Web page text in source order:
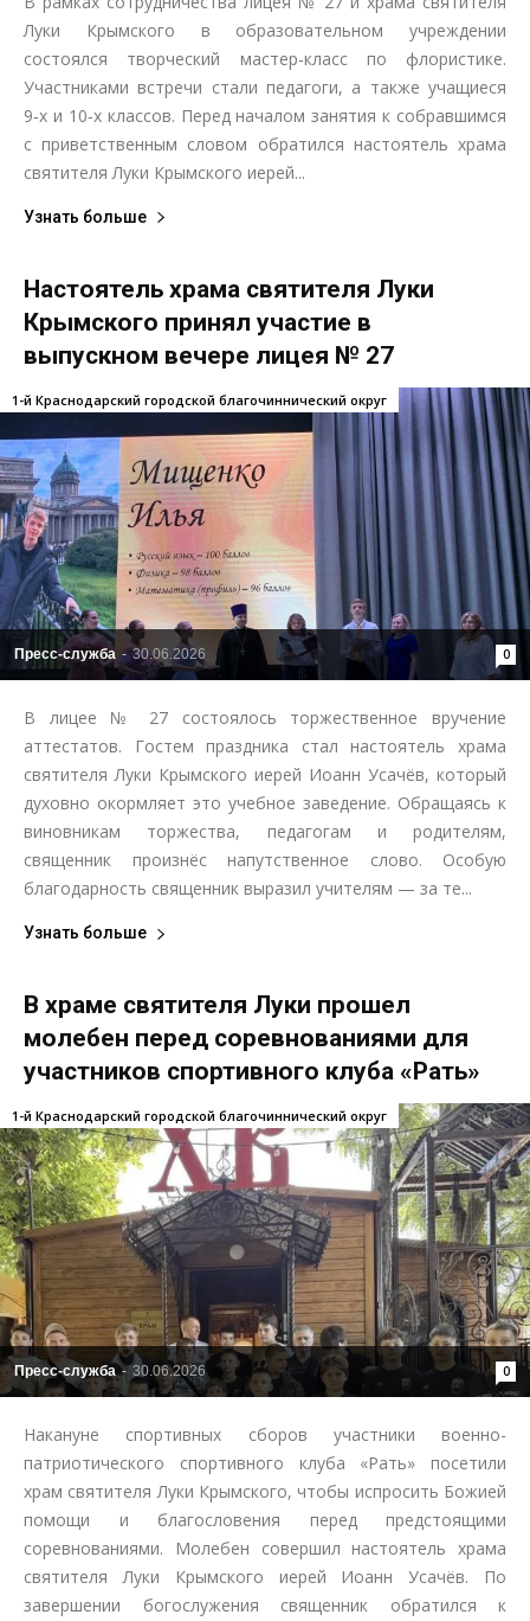
Луки Крымского в образовательном учреждении
состоялся творческий мастер-класс по флористике.
Участниками встречи стали педагоги, а также учащиеся
9‑х и 10‑х классов. Перед началом занятия к собравшимся
с приветственным словом обратился настоятель храма
святителя Луки Крымского иерей...
Узнать больше
Настоятель храма святителя Луки
Крымского принял участие в
выпускном вечере лицея № 27
Пресс-служба - 30.06.2026 0
1-й Краснодарский городской благочиннический округ
В лицее № 27 состоялось торжественное вручение
аттестатов. Гостем праздника стал настоятель храма
святителя Луки Крымского иерей Иоанн Усачёв, который
духовно окормляет это учебное заведение. Обращаясь к
виновникам торжества, педагогам и родителям,
священник произнёс напутственное слово. Особую
благодарность священник выразил учителям — за те...
Узнать больше
В храме святителя Луки прошел
молебен перед соревнованиями для
участников спортивного клуба «Рать»
Пресс-служба - 30.06.2026 0
1-й Краснодарский городской благочиннический округ
Накануне спортивных сборов участники военно-
патриотического спортивного клуба «Рать» посетили
храм святителя Луки Крымского, чтобы испросить Божией
помощи и благословения перед предстоящими
соревнованиями. Молебен совершил настоятель храма
святителя Луки Крымского иерей Иоанн Усачёв. По
завершении богослужения священник обратился к